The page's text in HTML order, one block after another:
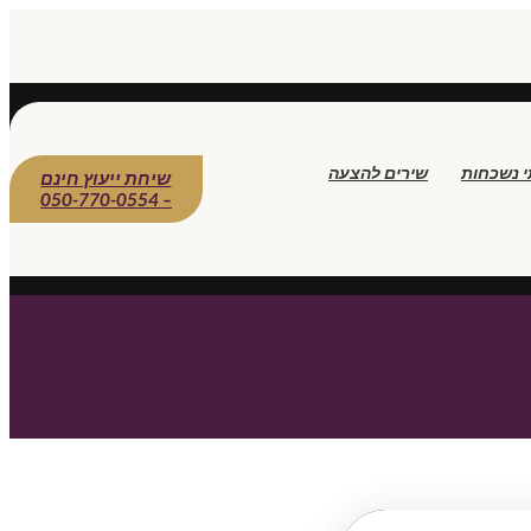
נשכחות שירים להצעה
שיחת ייעוץ חינם
– 050-770-0554